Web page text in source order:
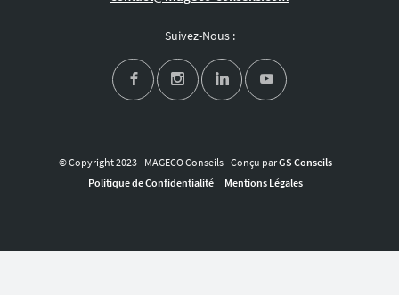
Suivez-Nous :
© Copyright 2023 - MAGECO Conseils - Conçu parGS Conseils
Politique de Confidentialité
Mentions Légales